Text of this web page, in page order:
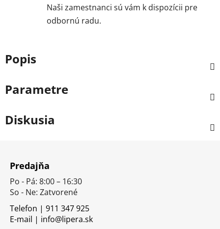
Naši zamestnanci sú vám k dispozícii pre
odbornú radu.
Popis
Parametre
Diskusia
Predajňa
Po - Pá: 8:00 – 16:30
So - Ne: Zatvorené
Telefon | 911 347 925
E-mail | info@lipera.sk